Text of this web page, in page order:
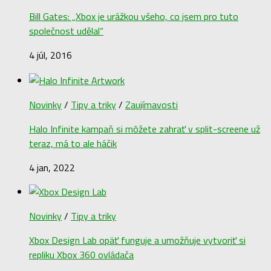
Bill Gates: „Xbox je urážkou všeho, co jsem pro tuto
společnost udělal“
4 júl, 2016
Novinky/ Tipy a triky/ Zaujímavosti
Halo Infinite kampaň si môžete zahrať v split-screene už
teraz, má to ale háčik
4 jan, 2022
Novinky/ Tipy a triky
Xbox Design Lab opäť funguje a umožňuje vytvoriť si
repliku Xbox 360 ovládača